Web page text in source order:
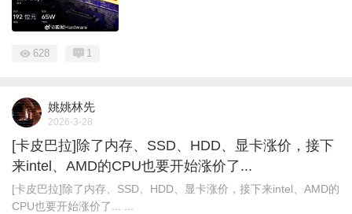
628 1
姚姚林先
2026-3-28
[卡皮巴拉]除了内存、SSD、HDD、显卡涨价，接下
来intel、AMD的CPU也要开始涨价了... ​​​
[卡皮巴拉]除了内存、SSD、HDD、显卡涨价，接下来intel、AMD的
CPU也要开始涨价了... ​​​ ...